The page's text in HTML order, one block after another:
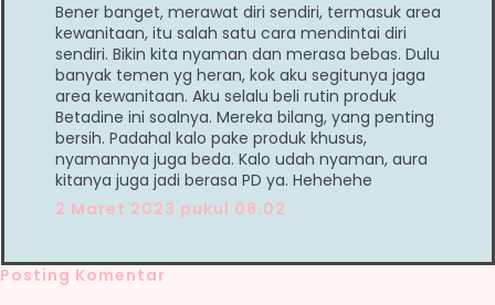
Bener banget, merawat diri sendiri, termasuk area
kewanitaan, itu salah satu cara mendintai diri
sendiri. Bikin kita nyaman dan merasa bebas. Dulu
banyak temen yg heran, kok aku segitunya jaga
area kewanitaan. Aku selalu beli rutin produk
Betadine ini soalnya. Mereka bilang, yang penting
bersih. Padahal kalo pake produk khusus,
nyamannya juga beda. Kalo udah nyaman, aura
kitanya juga jadi berasa PD ya. Hehehehe
2 Maret 2023 pukul 08.02
Posting Komentar